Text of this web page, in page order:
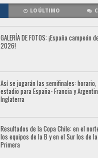
LO ÚLTIMO
GALERÍA DE FOTOS: ¡España campeón
2026!
Así se jugarán las semifinales:
estadio para España- Francia y
Inglaterra
Resultados de la Copa Chile: en el
los equipos de la B y en el Sur los de
Primera